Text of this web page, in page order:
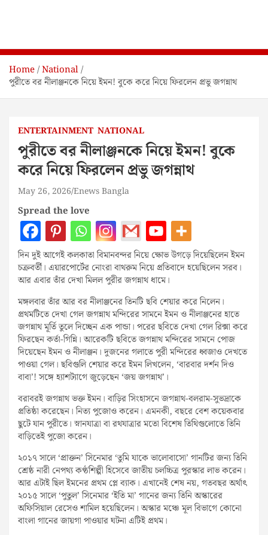
Home National
পুরীতে বর নীলাঞ্জনকে নিয়ে ইমন! বুকে করে নিয়ে ফিরলেন প্রভু জগন্নাথ
ENTERTAINMENT NATIONAL
পুরীতে বর নীলাঞ্জনকে নিয়ে ইমন! বুকে
করে নিয়ে ফিরলেন প্রভু জগন্নাথ
May 26, 2026 Enews Bangla
Spread the love
দিন দুই আগেই কলকাতা বিমানবন্দর নিয়ে ক্ষোভ উগড়ে দিয়েছিলেন ইমন
চক্রবর্তী। এয়ারপোর্টের নোংরা বাথরুম নিয়ে প্রতিবাদে হয়েছিলেন সরব।
আর এবার তাঁর দেখা মিলল পুরীর জগন্নাথ ধামে।
মঙ্গলবার তাঁর আর বর নীলাঞ্জনের তিনটি ছবি শেয়ার করে নিলেন।
প্রথমটিতে দেখা গেল জগন্নাথ মন্দিরের সামনে ইমন ও নীলাঞ্জনের হাতে
জগন্নাথ মূর্তি তুলে দিচ্ছেন এক পান্ডা। পরের ছবিতে দেখা গেল রিক্সা করে
ফিরছেন কর্তা-গিন্নি। আরেকটি ছবিতে জগন্নাথ মন্দিরের সামনে পোজ
দিয়েছেন ইমন ও নীলাঞ্জন। দুজনের গলাতে পুরী মন্দিরের ধ্বজাও দেখতে
পাওয়া গেল। ছবিগুলি শেয়ার করে ইমন লিখলেন, ‘বারবার দর্শন দিও
বাবা’! সঙ্গে হ্যাশট্যাগে জুড়েছেন ‘জয় জগন্নাথ’।
বরাবরই জগন্নাথ ভক্ত ইমন। বাড়ির সিংহাসনে জগন্নাথ-বলরাম-সুভদ্রাকে
প্রতিষ্ঠা করেছেন। নিত্য পুজোও করেন। এমনকী, বছরে বেশ কয়েকবার
ছুটে যান পুরীতে। স্নানযাত্রা বা রথযাত্রার মতো বিশেষ তিথিগুলোতে তিনি
বাড়িতেই পুজো করেন।
২০১৭ সালে ‘প্রাক্তন’ সিনেমার ‘তুমি যাকে ভালোবাসো’ গানটির জন্য তিনি
শ্রেষ্ঠ নারী নেপথ্য কণ্ঠশিল্পী হিসেবে জাতীয় চলচ্চিত্র পুরস্কার লাভ করেন।
আর এটাই ছিল ইমনের প্রথম প্লে ব্যাক। এখানেই শেষ নয়, গতবছর অর্থাৎ
২০১৫ সালে ‘পুতুল’ সিনেমার ‘ইতি মা’ গানের জন্য তিনি অস্কারের
অফিসিয়াল রেসেও শামিল হয়েছিলেন। অস্কার মঞ্চে মূল বিভাগে কোনো
বাংলা গানের জায়গা পাওয়ার ঘটনা এটিই প্রথম।